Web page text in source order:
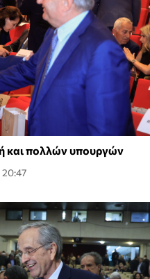
και πολλών υπουργών